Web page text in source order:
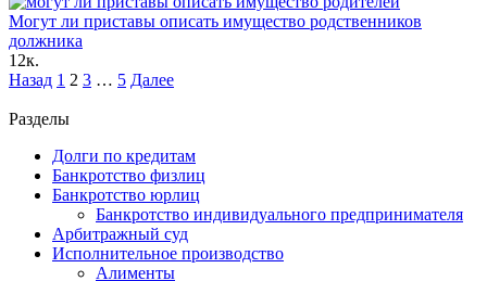
Могут ли приставы описать имущество родственников
должника
1 2к.
Пагинация
Назад 1 2 3 … 5 Далее
Разделы
Долги по кредитам
Банкротство физлиц
Банкротство юрлиц
Банкротство индивидуального предпринимателя
Арбитражный суд
Исполнительное производство
Алименты